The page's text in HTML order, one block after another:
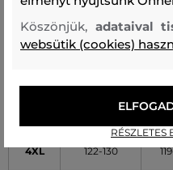
L 98-106
XL 106-110
4XL 122-130
Köszönjük, adataival
websütik (cookies)
RÉSZLETES